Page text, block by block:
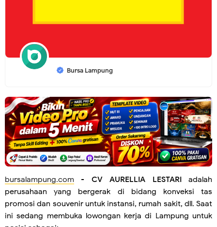
Bursa Lampung
bursalampung.com - CV AURELLIA LESTARIadalah
perusahaan yang bergerak di bidang konveksi tas
promosi dan souvenir untuk instansi, rumah sakit, dll. Saat
ini sedang membuka lowongan kerja di Lampung untuk